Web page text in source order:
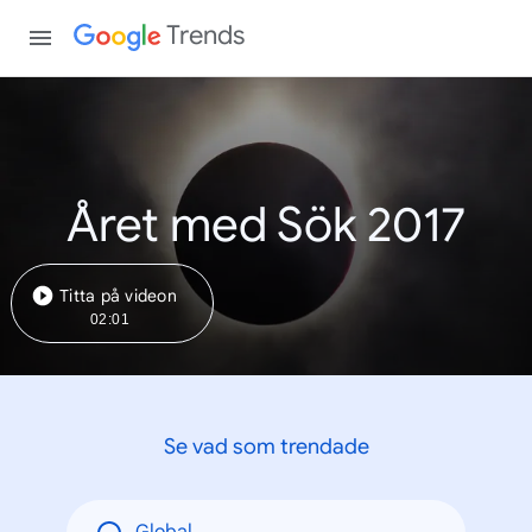
Trends
Året med Sök 2017
Titta på videon
02:01
Se vad som trendade